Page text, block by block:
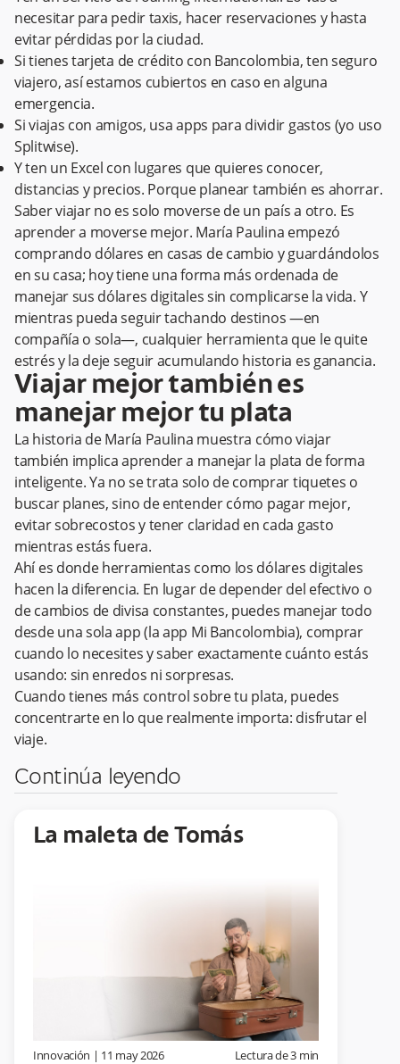
necesitar para pedir taxis, hacer reservaciones y hasta
evitar pérdidas por la ciudad.
Si tienes tarjeta de crédito con Bancolombia, ten seguro
viajero, así estamos cubiertos en caso en alguna
emergencia.
Si viajas con amigos, usa apps para dividir gastos (yo uso
Splitwise).
Y ten un Excel con lugares que quieres conocer,
distancias y precios. Porque planear también es ahorrar.
Saber viajar no es solo moverse de un país a otro. Es
aprender a moverse mejor. María Paulina empezó
comprando dólares en casas de cambio y guardándolos
en su casa; hoy tiene una forma más ordenada de
manejar sus dólares digitales sin complicarse la vida. Y
mientras pueda seguir tachando destinos —en
compañía o sola—, cualquier herramienta que le quite
estrés y la deje seguir acumulando historia es ganancia.
Viajar mejor también es
manejar mejor tu plata
La historia de María Paulina muestra cómo viajar
también implica aprender a manejar la plata de forma
inteligente. Ya no se trata solo de comprar tiquetes o
buscar planes, sino de entender cómo pagar mejor,
evitar sobrecostos y tener claridad en cada gasto
mientras estás fuera.
Ahí es donde herramientas como los dólares digitales
hacen la diferencia. En lugar de depender del efectivo o
de cambios de divisa constantes, puedes manejar todo
desde una sola app (la app Mi Bancolombia), comprar
cuando lo necesites y saber exactamente cuánto estás
usando: sin enredos ni sorpresas.
Cuando tienes más control sobre tu plata, puedes
concentrarte en lo que realmente importa: disfrutar el
viaje.
Continúa leyendo
La maleta de Tomás
Innovación | 11 may 2026 Lectura de3 min